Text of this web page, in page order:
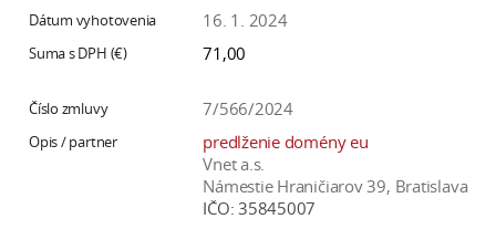
16. 1. 2024
71,00
7/566/2024
predlženie domény eu
Vnet a.s.
Námestie Hraničiarov 39, Bratislava
IČO: 35845007